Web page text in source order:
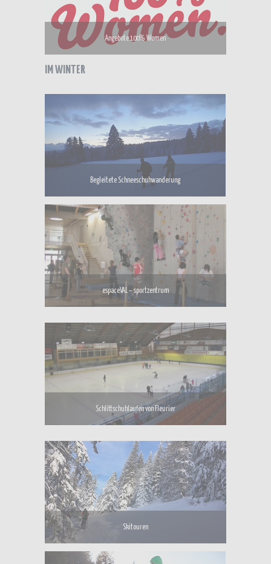
Angebote 100% Women
IM WINTER
Begleitete Schneeschuhwanderung
espaceVAL – sportzentrum
Schlittschuhlaufen von Fleurier
Skitouren